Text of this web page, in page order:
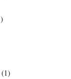
(1)